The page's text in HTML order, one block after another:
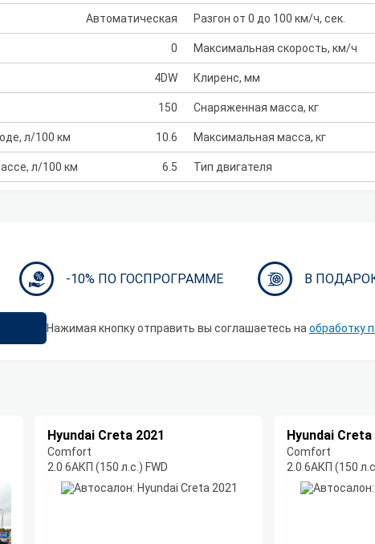
Автоматическая
0
4DW
150
л/100 км 10.6
л/100 км 6.5
Разгон от 0 до 100 км/ч, сек.
Максимальная скорость, км/ч
Клиренс, мм
Снаряженная масса, кг
Максимальная масса, кг
Тип двигателя
-10% ПО ГОСПРОГРАММЕ В
Нажимая кнопку отправить вы соглашаетесь на обработку
Hyundai Creta 2021
Comfort
2.0 6AКП (150 л.с.) FWD
Hyundai Creta
Comfort
2.0 6AКП (150